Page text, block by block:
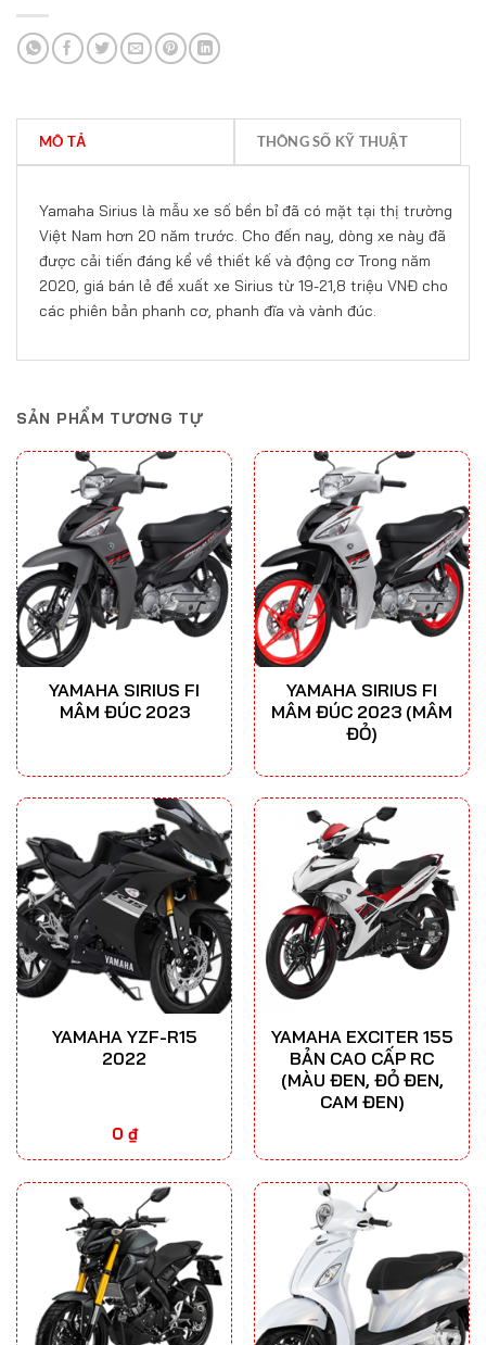
MÔ TẢ THÔNG SỐ KỸ THUẬT
Yamaha Sirius là mẫu xe số bền bỉ đã có mặt tại thị trường
Việt Nam hơn 20 năm trước. Cho đến nay, dòng xe này đã
được cải tiến đáng kể về thiết kế và động cơ Trong năm
2020, giá bán lẻ đề xuất xe Sirius từ 19-21,8 triệu VNĐ cho
các phiên bản phanh cơ, phanh đĩa và vành đúc.
SẢN PHẨM TƯƠNG TỰ
YAMAHA SIRIUS FI
MÂM ĐÚC 2023
YAMAHA SIRIUS FI
MÂM ĐÚC 2023 (MÂM
ĐỎ)
YAMAHA YZF-R15
2022
0 ₫
YAMAHA EXCITER 155
BẢN CAO CẤP RC
(MÀU ĐEN, ĐỎ ĐEN,
CAM ĐEN)